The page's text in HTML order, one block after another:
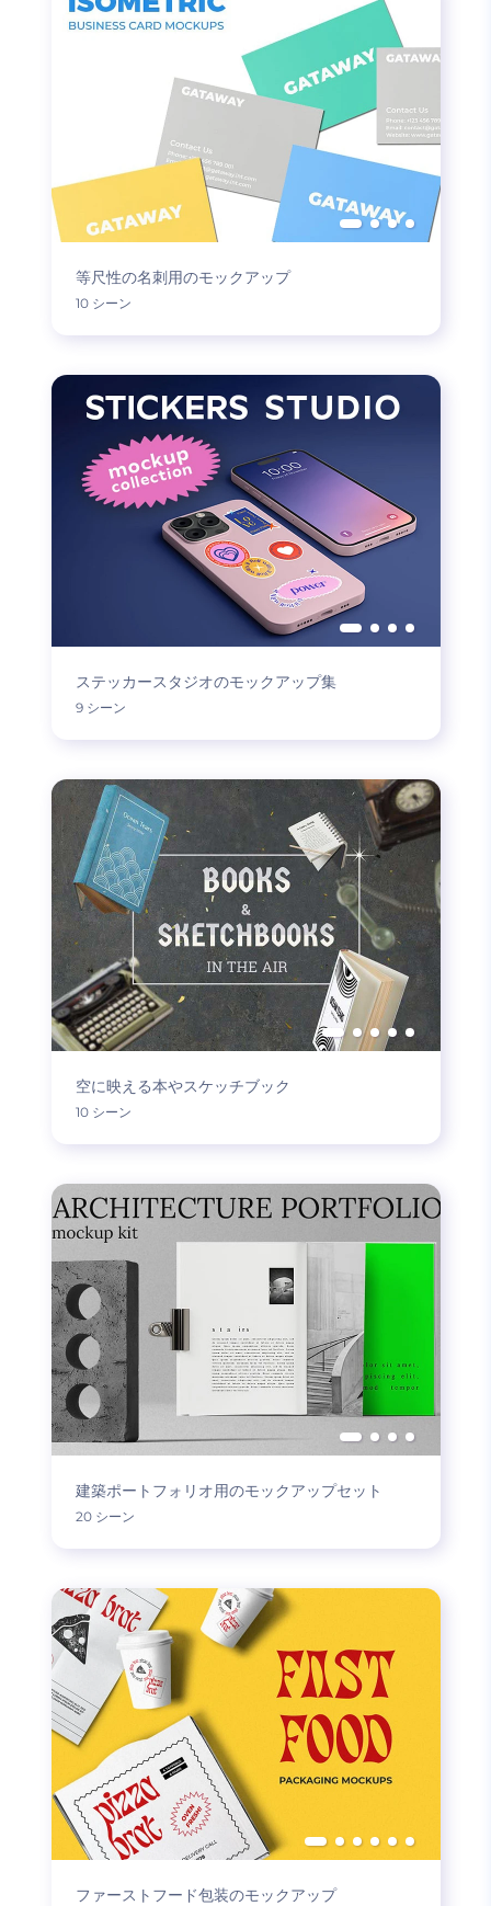
等尺性の名刺用のモックアップ
10 シーン
ステッカースタジオのモックアップ集
9 シーン
空に映える本やスケッチブック
10 シーン
建築ポートフォリオ用のモックアップセット
20 シーン
ファーストフード包装のモックアップ